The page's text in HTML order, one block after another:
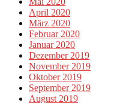
April 2020
März 2020
Februar 2020
Januar 2020
Dezember 2019
November 2019
Oktober 2019
September 2019
August 2019